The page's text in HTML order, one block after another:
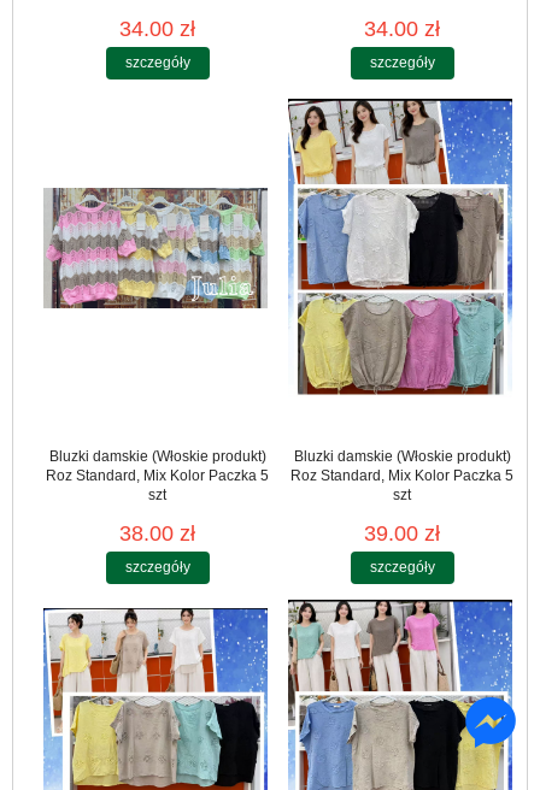
34.00 zł
szczegóły
34.00 zł
szczegóły
Bluzki damskie (Włoskie produkt)
Roz Standard, Mix Kolor Paczka 5
szt
38.00 zł
szczegóły
Bluzki damskie (Włoskie produkt)
Roz Standard, Mix Kolor Paczka 5
szt
39.00 zł
szczegóły